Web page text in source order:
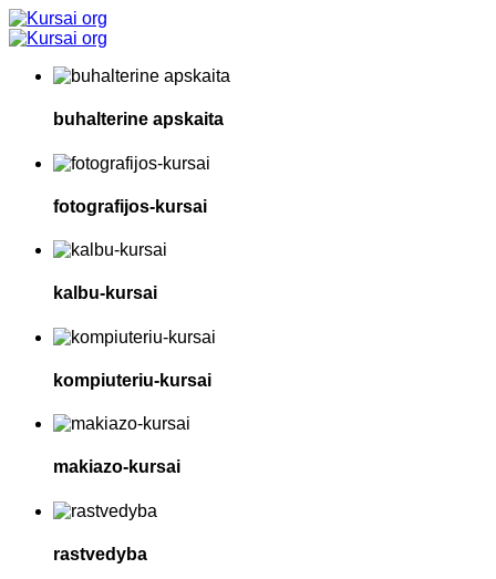
buhalterine apskaita
fotografijos-kursai
kalbu-kursai
kompiuteriu-kursai
makiazo-kursai
rastvedyba